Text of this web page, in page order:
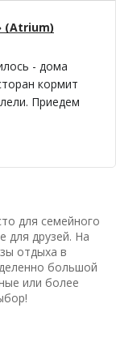
(Atrium)
- дома
кормит
Приедем
для семейного
для друзей. На
отдыха в
большой
или более